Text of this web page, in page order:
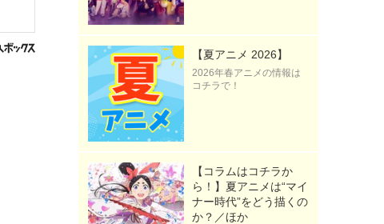
【夏アニメ 2026】
2026年春アニメの情報は
コチラで！
【コラムはコチラか
ら！】夏アニメは“マイ
ナー時代”をどう描くの
か？／ほか